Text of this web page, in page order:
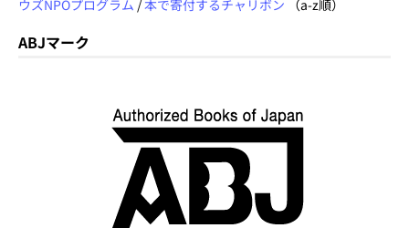
ウズNPOプログラム /本で寄付するチャリボン （a-z順）
ABJマーク